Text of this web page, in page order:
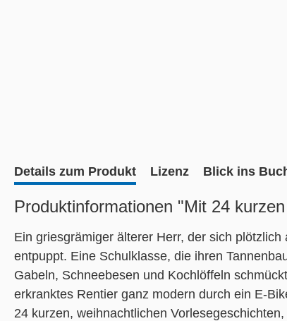
Details zum Produkt Lizenz Blick ins
Produktinformationen "Mit 24
Ein griesgrämiger älterer Herr, der sich
entpuppt. Eine Schulklasse, die ihren
Gabeln, Schneebesen und Kochlöffeln
erkranktes Rentier ganz modern durch ein E-
24 kurzen, weihnachtlichen